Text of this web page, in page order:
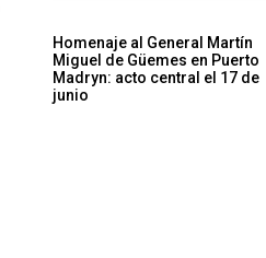
Homenaje al General Martín
Miguel de Güemes en Puerto
Madryn: acto central el 17 de
junio